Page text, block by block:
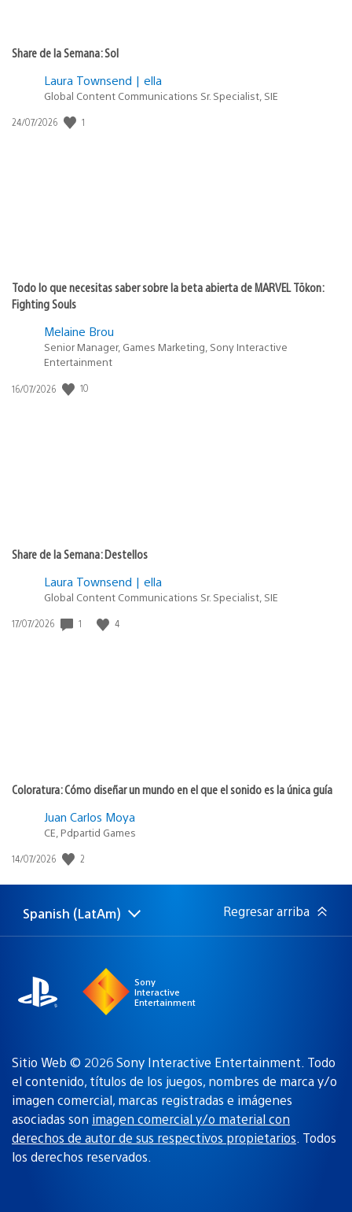
Share de la Semana: Sol
Laura Townsend | ella
Global Content Communications Sr. Specialist, SIE
Fecha
24/07/2026 1
Todo lo que necesitas saber sobre la beta abierta de MARVEL Tōkon:
Fighting Souls
Melaine Brou
Senior Manager, Games Marketing, Sony Interactive
Entertainment
Fecha
16/07/2026 10
Share de la Semana: Destellos
Laura Townsend | ella
Global Content Communications Sr. Specialist, SIE
Fecha
17/07/2026 1 4
Coloratura: Cómo diseñar un mundo en el que el sonido es la única guía
Juan Carlos Moya
CE, Pdpartid Games
Fecha
publicación:
14/07/2026 2
Elige
una
Región
actual:
Spanish (LatAm) Regresar arriba
Sony
Interactive
Entertainment
Sitio Web © 2026 Sony Interactive Entertainment. Todo
el contenido, títulos de los juegos, nombres de marca y/o
imagen comercial, marcas registradas e imágenes
asociadas son imagen comercial y/o material con
derechos de autor de sus respectivos propietarios. Todos
los derechos reservados.